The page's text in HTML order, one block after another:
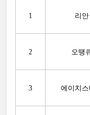
1 리안
2 오땡
3 에이치스